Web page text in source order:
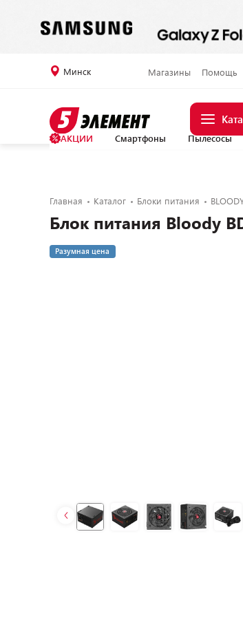
Минск Магазины Помощь
АКЦИИ Смартфоны Пылесосы
Главная Каталог Блоки питания
Блок питания Bloody
Разумная цена